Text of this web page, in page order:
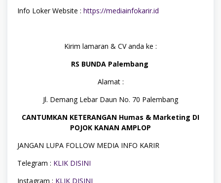
Info Loker Website : https://mediainfokarir.id
Kirim lamaran & CV anda ke :
RS BUNDA Palembang
Alamat :
Jl. Demang Lebar Daun No. 70 Palembang
CANTUMKAN KETERANGAN Humas & Marketing DI
POJOK KANAN AMPLOP
JANGAN LUPA FOLLOW MEDIA INFO KARIR
Telegram : KLIK DISINI
Instagram : KLIK DISINI